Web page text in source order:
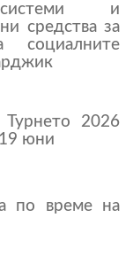
системи и
средства за
социалните
Турнето 2026
юни
по време на